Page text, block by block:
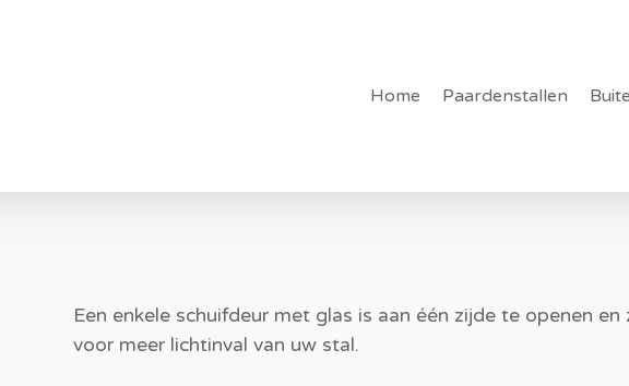
Home Paardenstallen
Een enkele schuifdeur met glas is aan één zijde te openen en
voor meer lichtinval van uw stal.